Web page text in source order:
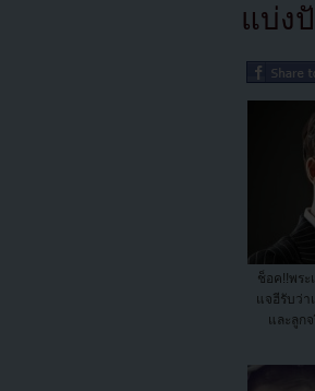
แบ่ง
ช็อค!!พระ
แจฮีรับว่า
และลูก